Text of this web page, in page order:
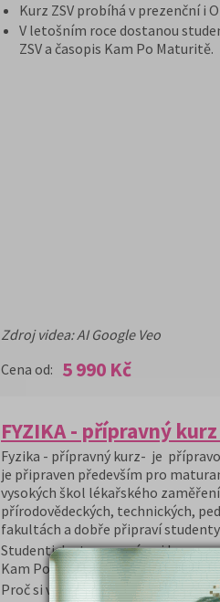
Kurz ZSV probíhá v prezenční i
V letošním roce dostanou
ZSV a časopis Kam Po Maturitě.
Zdroj videa: AI Google Veo
Cena od: 5 990 Kč
FYZIKA - přípravný
Fyzika - přípravný kurz- je
je připraven především pro
vysokých škol lékařského
přírodovědeckých, technických,
fakultách a dobře připraví
Studenti dostanou v rámci kurzu
Kam Po Maturitě.
Proč si vybrat tento kurz?